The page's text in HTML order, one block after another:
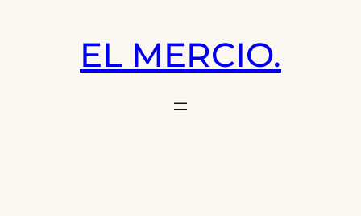
EL MERCIO.